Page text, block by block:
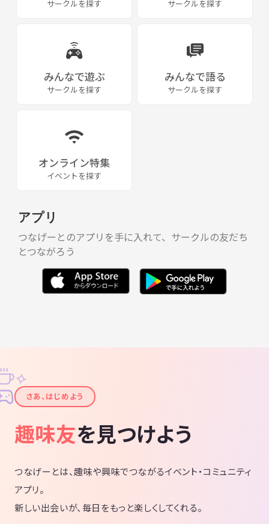
サークルを探す サークルを探す
みんなで遊ぶ
サークルを探す
みんなで語る
サークルを探す
オンライン特集
イベントを探す
アプリ
つなげーとのアプリを手に入れて、サークルの友だち
とつながろう
✦
✧
さあ、はじめよう
趣味友を見つけよう
つなげーとは、趣味や興味でつながるイベント・コミュニティ
アプリ。
新しい出会いが、毎日をもっと楽しくしてくれる。